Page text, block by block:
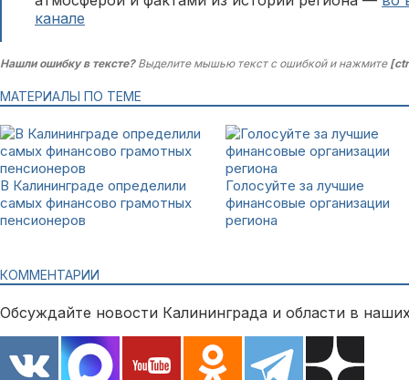
канале
Нашли ошибку в тексте?Выделите мышью текст с ошибкой и нажмите
МАТЕРИАЛЫ ПО ТЕМЕ
В Калининграде определили
самых финансово грамотных
пенсионеров
Голосуйте за лучшие
финансовые организации
региона
КОММЕНТАРИИ
Обсуждайте новости Калининграда и области в